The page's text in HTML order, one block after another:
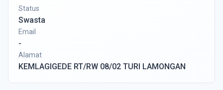
Status
Swasta
Email
-
Alamat
KEMLAGIGEDE RT/RW 08/02 TURI LAMONGAN